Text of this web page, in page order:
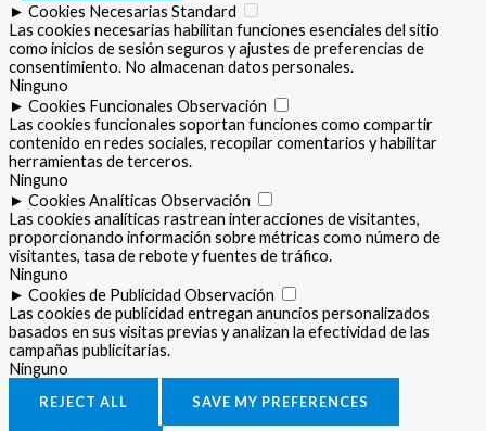
► Cookies Necesarias Standard
Las cookies necesarias habilitan funciones esenciales del sitio
como inicios de sesión seguros y ajustes de preferencias de
consentimiento. No almacenan datos personales.
Ninguno
► Cookies Funcionales Observación
Las cookies funcionales soportan funciones como compartir
contenido en redes sociales, recopilar comentarios y habilitar
herramientas de terceros.
Ninguno
► Cookies Analíticas Observación
Las cookies analíticas rastrean interacciones de visitantes,
proporcionando información sobre métricas como número de
visitantes, tasa de rebote y fuentes de tráfico.
Ninguno
► Cookies de Publicidad Observación
Las cookies de publicidad entregan anuncios personalizados
basados en sus visitas previas y analizan la efectividad de las
campañas publicitarias.
Ninguno
REJECT ALL SAVE MY PREFERENCES